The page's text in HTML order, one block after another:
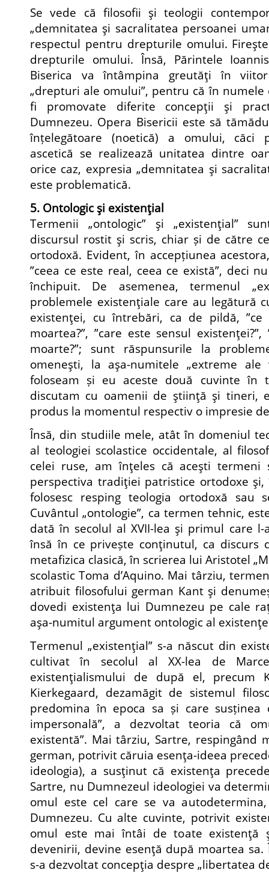
Se vede că filosofii şi teologii
„demnitatea şi sacralitatea persoanei
respectul pentru drepturile omului.
drepturile omului. Însă, Părintele
Biserica va întâmpina greutăţi în
„drepturi ale omului”, pentru că în
fi promovate diferite concepţii şi
Dumnezeu. Opera Bisericii este să
înțelegătoare (noetică) a omului, căci
ascetică se realizează unitatea dintre
orice caz, expresia „demnitatea şi
este problematică.
5. Ontologic şi existenţial
Termenii „ontologic” şi „existenţial”
discursul rostit şi scris, chiar și de către
ortodoxă. Evident, în accepțiunea
”ceea ce este real, ceea ce există”, deci
închipuit. De asemenea, termenul
problemele existenţiale care au legătură
existenţei, cu întrebări, ca de pildă, ”ce
moartea?”, ”care este sensul
moarte?”; sunt răspunsurile la
omeneşti, la aşa-numitele „extreme ale
foloseam și eu aceste două cuvinte în
discutam cu oamenii de ştiinţă şi tineri,
produs la momentul respectiv o impresie
Însă, din studiile mele, atât în domeniul
al teologiei scolastice occidentale, al
celei ruse, am înţeles că aceşti termeni
perspectiva tradiţiei patristice ortodoxe
folosesc resping teologia ortodoxă sau
Cuvântul „ontologie”, ca termen tehnic,
dată în secolul al XVII-lea şi primul care
însă în ce privește conţinutul, ca discurs
metafizica clasică, în scrierea lui Aristotel
scolastic Toma d’Aquino. Mai târziu,
atribuit filosofului german Kant şi
dovedi existenţa lui Dumnezeu pe cale
aşa-numitul argument ontologic al
Termenul „existenţial” s-a născut din
cultivat în secolul al XX-lea de
existenţialismului de după el, precum
Kierkegaard, dezamăgit de sistemul
predomina în epoca sa și care susținea
impersonală”, a dezvoltat teoria că
existentă”. Mai târziu, Sartre, respingând
german, potrivit căruia esenţa-ideea
ideologia), a susţinut că existenţa
Sartre, nu Dumnezeul ideologiei va
omul este cel care se va
Dumnezeu. Cu alte cuvinte, potrivit
omul este mai întâi de toate existenţă
devenirii, devine esenţă după moartea sa.
s-a dezvoltat concepţia despre „libertatea